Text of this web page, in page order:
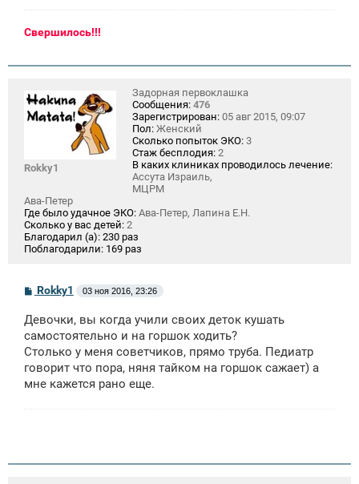
Свершилось!!!
Rokky1
Задорная первоклашка
Сообщения: 476
Зарегистрирован: 05 авг 2015, 09:07
Пол: Женский
Сколько попыток ЭКО: 3
Стаж бесплодия: 2
В каких клиниках проводилось лечение:
Ассута Израиль,
МЦРМ
Ава-Петер
Где было удачное ЭКО: Ава-Петер, Лапина Е.Н.
Сколько у вас детей: 2
Благодарил (а): 230 раз
Поблагодарили: 169 раз
С
о
б
щ
н
и
Rokky1 03 ноя 2016, 23:26
Девочки, вы когда учили своих деток кушать
самостоятельно и на горшок ходить?
Столько у меня советчиков, прямо труба. Педиатр
говорит что пора, няня тайком на горшок сажает) а
мне кажется рано еще.